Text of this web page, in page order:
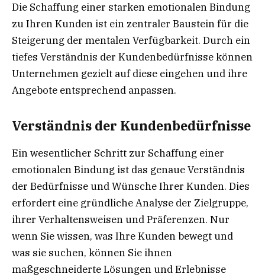
Die Schaffung einer starken emotionalen Bindung
zu Ihren Kunden ist ein zentraler Baustein für die
Steigerung der mentalen Verfügbarkeit. Durch ein
tiefes Verständnis der Kundenbedürfnisse können
Unternehmen gezielt auf diese eingehen und ihre
Angebote entsprechend anpassen.
Verständnis der Kundenbedürfnisse
Ein wesentlicher Schritt zur Schaffung einer
emotionalen Bindung ist das genaue Verständnis
der Bedürfnisse und Wünsche Ihrer Kunden. Dies
erfordert eine gründliche Analyse der Zielgruppe,
ihrer Verhaltensweisen und Präferenzen. Nur
wenn Sie wissen, was Ihre Kunden bewegt und
was sie suchen, können Sie ihnen
maßgeschneiderte Lösungen und Erlebnisse